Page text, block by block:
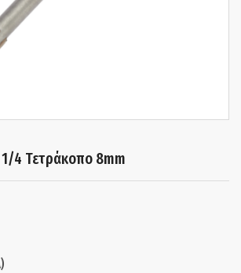
1/4 Τετράκοπο 8mm